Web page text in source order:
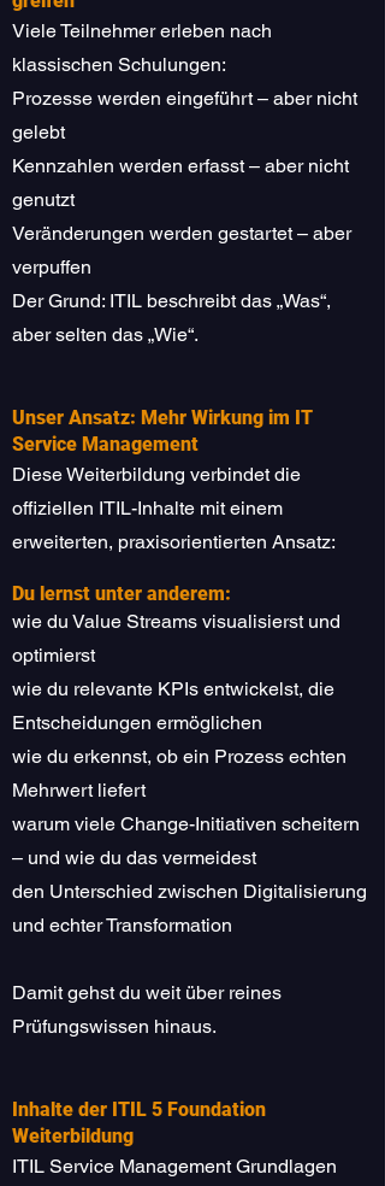
Viele Teilnehmer erleben nach
klassischen Schulungen:
Prozesse werden eingeführt – aber nicht
gelebt
Kennzahlen werden erfasst – aber nicht
genutzt
Veränderungen werden gestartet – aber
verpuffen
Der Grund: ITIL beschreibt das „Was“,
aber selten das „Wie“.
Unser Ansatz: Mehr Wirkung im IT
Service Management
Diese Weiterbildung verbindet die
offiziellen ITIL-Inhalte mit einem
erweiterten, praxisorientierten Ansatz:
Du lernst unter anderem:
wie du Value Streams visualisierst und
optimierst
wie du relevante KPIs entwickelst, die
Entscheidungen ermöglichen
wie du erkennst, ob ein Prozess echten
Mehrwert liefert
warum viele Change-Initiativen scheitern
– und wie du das vermeidest
den Unterschied zwischen Digitalisierung
und echter Transformation
Damit gehst du weit über reines
Prüfungswissen hinaus.
Inhalte der ITIL 5 Foundation
Weiterbildung
ITIL Service Management Grundlagen